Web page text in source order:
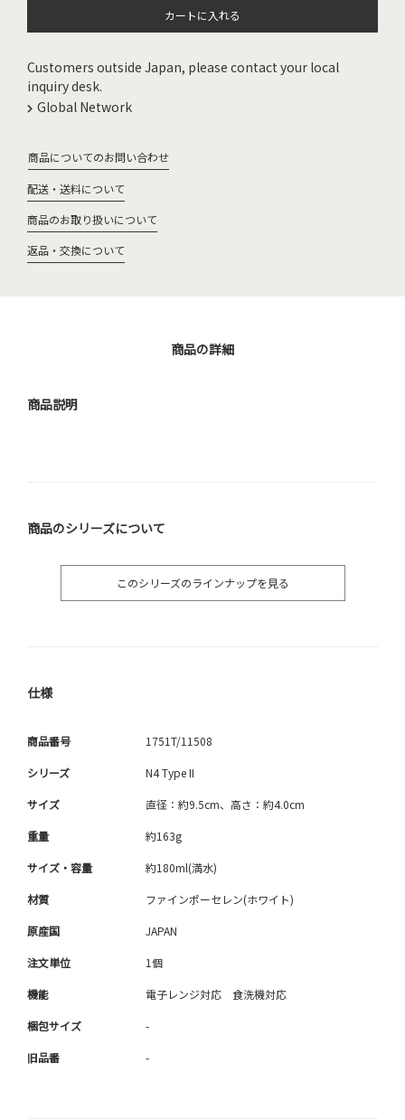
カートに入れる
Customers outside Japan, please contact your local
inquiry desk.
Global Network
商品についてのお問い合わせ
配送・送料について
商品のお取り扱いについて
返品・交換について
商品の詳細
商品説明
商品のシリーズについて
このシリーズのラインナップを見る
仕様
商品番号 1751T/11508
シリーズ N4 Type II
サイズ 直径：約9.5cm、高さ：約4.0cm
重量 約163g
サイズ・容量 約180ml(満水)
材質 ファインポーセレン(ホワイト)
原産国 JAPAN
注文単位 1個
機能 電子レンジ対応 食洗機対応
梱包サイズ -
旧品番 -